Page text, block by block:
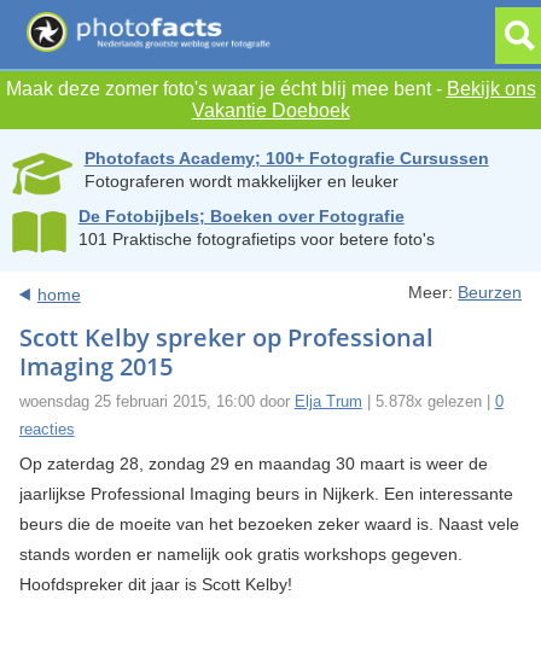
Maak deze zomer foto's waar je écht blij mee bent - Bekijk ons
Vakantie Doeboek
Photofacts Academy; 100+ Fotografie Cursussen
Fotograferen wordt makkelijker en leuker
De Fotobijbels; Boeken over Fotografie
101 Praktische fotografietips voor betere foto's
home Meer: Beurzen
Scott Kelby spreker op Professional
Imaging 2015
woensdag 25 februari 2015, 16:00 door Elja Trum | 5.878x gelezen | 0
reacties
Op zaterdag 28, zondag 29 en maandag 30 maart is weer de
jaarlijkse Professional Imaging beurs in Nijkerk. Een interessante
beurs die de moeite van het bezoeken zeker waard is. Naast vele
stands worden er namelijk ook gratis workshops gegeven.
Hoofdspreker dit jaar is Scott Kelby!